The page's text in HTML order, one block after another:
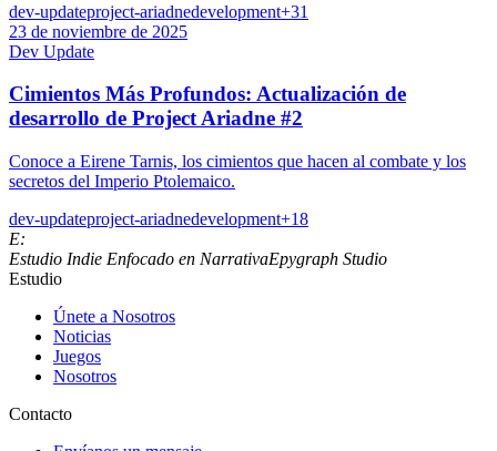
dev-updateproject-ariadnedevelopment+31
23 de noviembre de 2025
Dev Update
Cimientos Más Profundos: Actualización de
desarrollo de Project Ariadne #2
Conoce a Eirene Tarnis, los cimientos que hacen al combate y los
secretos del Imperio Ptolemaico.
dev-updateproject-ariadnedevelopment+18
E:
Estudio Indie Enfocado en NarrativaEpygraph Studio
Estudio
Únete a Nosotros
Noticias
Juegos
Nosotros
Contacto